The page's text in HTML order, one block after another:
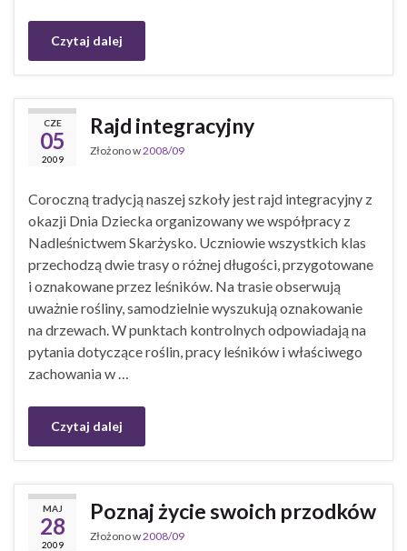
Czytaj dalej
CZE
05
2009
Rajd integracyjny
Złożono w2008/09
Coroczną tradycją naszej szkoły jest rajd integracyjny z
okazji Dnia Dziecka organizowany we współpracy z
Nadleśnictwem Skarżysko. Uczniowie wszystkich klas
przechodzą dwie trasy o różnej długości, przygotowane
i oznakowane przez leśników. Na trasie obserwują
uważnie rośliny, samodzielnie wyszukują oznakowanie
na drzewach. W punktach kontrolnych odpowiadają na
pytania dotyczące roślin, pracy leśników i właściwego
zachowania w …
Czytaj dalej
MAJ
28
2009
Poznaj życie swoich przodków
Złożono w2008/09